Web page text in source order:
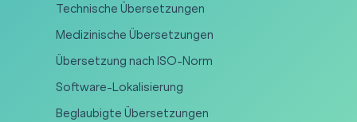
Technische Übersetzungen
Medizinische Übersetzungen
Übersetzung nach ISO-Norm
Software-Lokalisierung
Beglaubigte Übersetzungen